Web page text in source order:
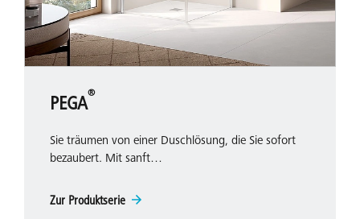
PEGA
®
Sie träumen von einer Duschlösung, die Sie sofort
bezaubert. Mit sanft…
Zur Produktserie